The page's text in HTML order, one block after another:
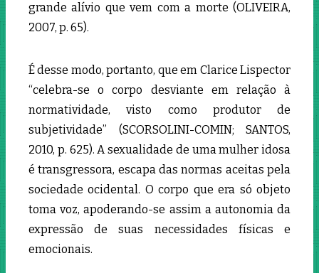
grande alívio que vem com a morte (OLIVEIRA,
2007, p. 65).
É desse modo, portanto, que em Clarice Lispector
“celebra-se o corpo desviante em relação à
normatividade, visto como produtor de
subjetividade” (SCORSOLINI-COMIN; SANTOS,
2010, p. 625). A sexualidade de uma mulher idosa
é transgressora, escapa das normas aceitas pela
sociedade ocidental. O corpo que era só objeto
toma voz, apoderando-se assim a autonomia da
expressão de suas necessidades físicas e
emocionais.